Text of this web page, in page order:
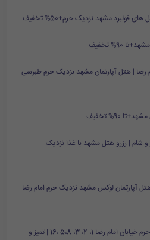
مشهد نزدیک حرم+50% تخفیف
تخفیف
رضا | هتل آپارتمان مشهد نزدیک حرم طبرسی
90% تخفیف
و شام | رزرو هتل مشهد با غذا نزدیک
آپارتمان لوکس مشهد نزدیک حرم امام رضا
بهترین هتل آپارتمان مشهد نزدیک حرم خیابان امام رضا 1، 2، 3، 5،8 ،16 | تمیز و